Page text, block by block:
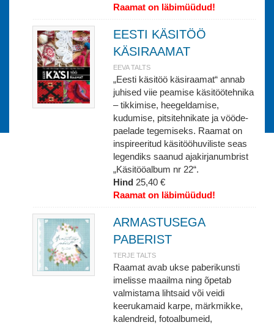
Raamat on läbimüüdud!
EESTI KÄSITÖÖ
KÄSIRAAMAT
EEVA TALTS
„Eesti käsitöö käsiraamat“ annab
juhised viie peamise käsitöötehnika
‒ tikkimise, heegeldamise,
kudumise, pitsitehnikate ja vööde-
paelade tegemiseks. Raamat on
inspireeritud käsitööhuviliste seas
legendiks saanud ajakirjanumbrist
„Käsitööalbum nr 22“.
Hind 25,40 €
Raamat on läbimüüdud!
ARMASTUSEGA
PABERIST
TERJE TALTS
Raamat avab ukse paberikunsti
imelisse maailma ning õpetab
valmistama lihtsaid või veidi
keerukamaid karpe, märkmikke,
kalendreid, fotoalbumeid,